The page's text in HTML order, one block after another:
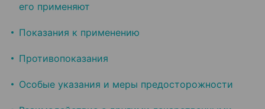
его применяют
Показания к применению
Противопоказания
Особые указания и меры предосторожности